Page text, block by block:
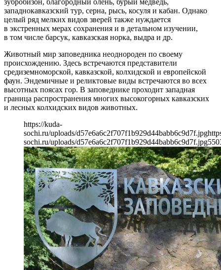
западнокавказский тур, серна, рысь, косуля и кабан. Однако
целый ряд мелких видов зверей также нуждается
в экстренных мерах сохранения и в детальном изучении,
в том числе барсук, кавказская норка, выдра и др.
Животный мир заповедника неоднороден по своему
происхождению. Здесь встречаются представители
средиземноморской, кавказской, колхидской и европейской
фаун. Эндемичные и реликтовые виды встречаются во всех
высотных поясах гор. В заповеднике проходит западная
граница распространения многих высокогорных кавказских
и лесных колхидских видов животных.
https://kuda-
sochi.ru/uploads/d57e6a6c2f707f1b929d44babb6c9d7f.jpg
sochi.ru/uploads/d57e6a6c2f707f1b929d44babb6c9d7f.jpg550